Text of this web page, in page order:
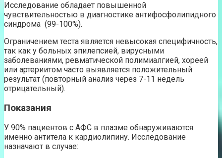
Исследование обладает повышенной
чувствительностью в диагностике антифосфолипидного
синдрома (99-100%).
Ограничением теста является невысокая специфичность,
так как у больных эпилепсией, вирусными
заболеваниями, ревматической полимиалгией, хореей
или артериитом часто выявляется положительный
результат (повторный анализ через 7-11 недель
отрицательный).
Показания
У 90% пациентов с АФС в плазме обнаруживаются
именно антитела к кардиолипину. Исследование
назначают в случае: